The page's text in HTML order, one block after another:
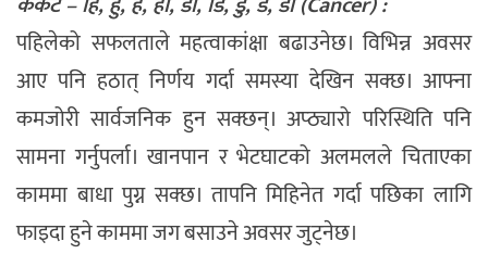
पहिलेको सफलताले महत्वाकांक्षा बढाउनेछ। विभिन्न अवसर
आए पनि हठात् निर्णय गर्दा समस्या देखिन सक्छ। आफ्ना
कमजोरी सार्वजनिक हुन सक्छन्। अप्ठ्यारो परिस्थिति पनि
सामना गर्नुपर्ला। खानपान र भेटघाटको अलमलले चिताएका
काममा बाधा पुग्न सक्छ। तापनि मिहिनेत गर्दा पछिका लागि
फाइदा हुने काममा जग बसाउने अवसर जुट्नेछ।